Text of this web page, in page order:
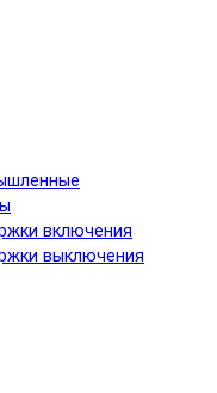
включения
выключения